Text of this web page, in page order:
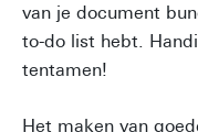
van je document
to-do list hebt.
tentamen!
Het maken van